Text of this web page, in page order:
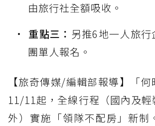
由旅行社全額吸收。
重點三： 另推6地一人旅
團單人報名。
【旅奇傳媒/編輯部報導】「
11/11起，全線行程（國內及
外）實施「領隊不配房」新制